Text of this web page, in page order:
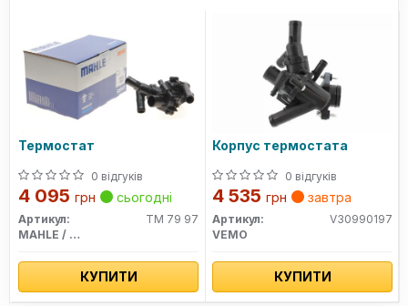
Термостат
0 відгуків
4 095 грн сьогодні
Артикул:
TM 79 97
MAHLE / KNECHT
КУПИТИ
Корпус термостата
0 відгуків
4 535 грн завтра
Артикул:
V30990197
VEMO
КУПИТИ